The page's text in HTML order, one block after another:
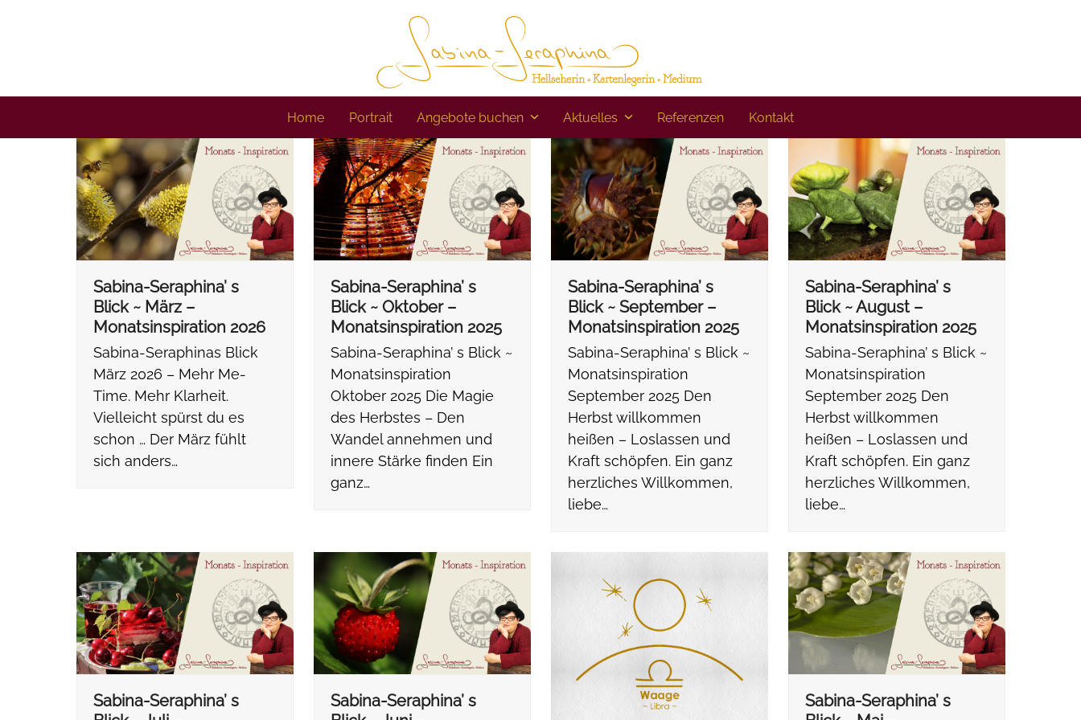
Home Portrait Angebote buchen Aktuelles Referenzen Kontakt
Sabina-Seraphina’ s
Blick ~ März –
Monatsinspiration 2026
Sabina-Seraphinas Blick
März 2026 – Mehr Me-
Time. Mehr Klarheit.
Vielleicht spürst du es
schon … Der März fühlt
sich anders…
Sabina-Seraphina’ s
Blick ~ Oktober –
Monatsinspiration 2025
Sabina-Seraphina’ s Blick ~
Monatsinspiration
Oktober 2025 Die Magie
des Herbstes – Den
Wandel annehmen und
innere Stärke finden Ein
ganz…
Sabina-Seraphina’ s
Blick ~ September –
Monatsinspiration 2025
Sabina-Seraphina’ s Blick ~
Monatsinspiration
September 2025 Den
Herbst willkommen
heißen – Loslassen und
Kraft schöpfen. Ein ganz
herzliches Willkommen,
liebe…
Sabina-Seraphina’ s
Blick ~ August –
Monatsinspiration 2025
Sabina-Seraphina’ s Blick ~
Monatsinspiration
September 2025 Den
Herbst willkommen
heißen – Loslassen und
Kraft schöpfen. Ein ganz
herzliches Willkommen,
liebe…
Sabina-Seraphina’ s
Sabina-Seraphina’ s
Sabina-Seraphina’ s